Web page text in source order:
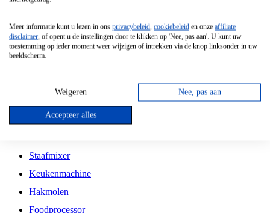
Vrijstaande Magnetron
Vrijstaande Kookplaat
Inbouw Gaskookplaat
Inbouw Keramische Kookplaat
Kookplaat Accessoires
Staafmixer
Keukenmachine
Hakmolen
Foodprocessor
Meer informatie kunt u lezen in ons privacybeleid, cookiebeleid en onze affiliate
disclaimer, of opent u de instellingen door te klikken op 'Nee, pas aan'. U kunt uw
toestemming op ieder moment weer wijzigen of intrekken via de knop linksonder in uw
beeldscherm.
Weigeren Nee, pas aan
Accepteer alles